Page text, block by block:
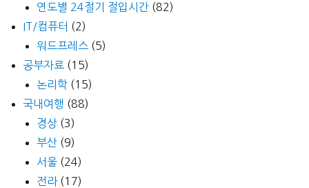
연도별 24절기 절입시간 (82)
IT/컴퓨터 (2)
워드프레스 (5)
공부자료 (15)
논리학 (15)
국내여행 (88)
경상 (3)
부산 (9)
서울 (24)
전라(17)